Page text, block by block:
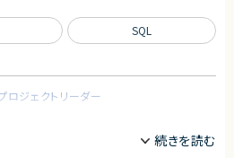
。
増加に基づき、開発業務から開発支援を
ジニアを募集します！
る各事業や全社横断的なプロジェクトにた
投資の目線と、開発組織を牽引していくこ
た、CTOやテックリード等の経験を持った仲
ロジェクトリーダー
SQL